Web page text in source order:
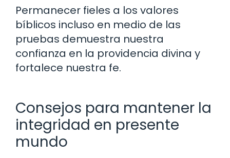
Permanecer fieles a los valores
bíblicos incluso en medio de las
pruebas demuestra nuestra
confianza en la providencia divina y
fortalece nuestra fe.
Consejos para mantener la
integridad en presente
mundo